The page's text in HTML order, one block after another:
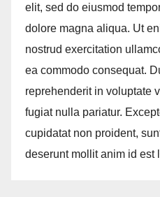
elit, sed do eiusmod
dolore magna aliqua. Ut
nostrud exercitation
ea commodo consequat.
reprehenderit in voluptate
fugiat nulla pariatur.
cupidatat non proident,
deserunt mollit anim id est